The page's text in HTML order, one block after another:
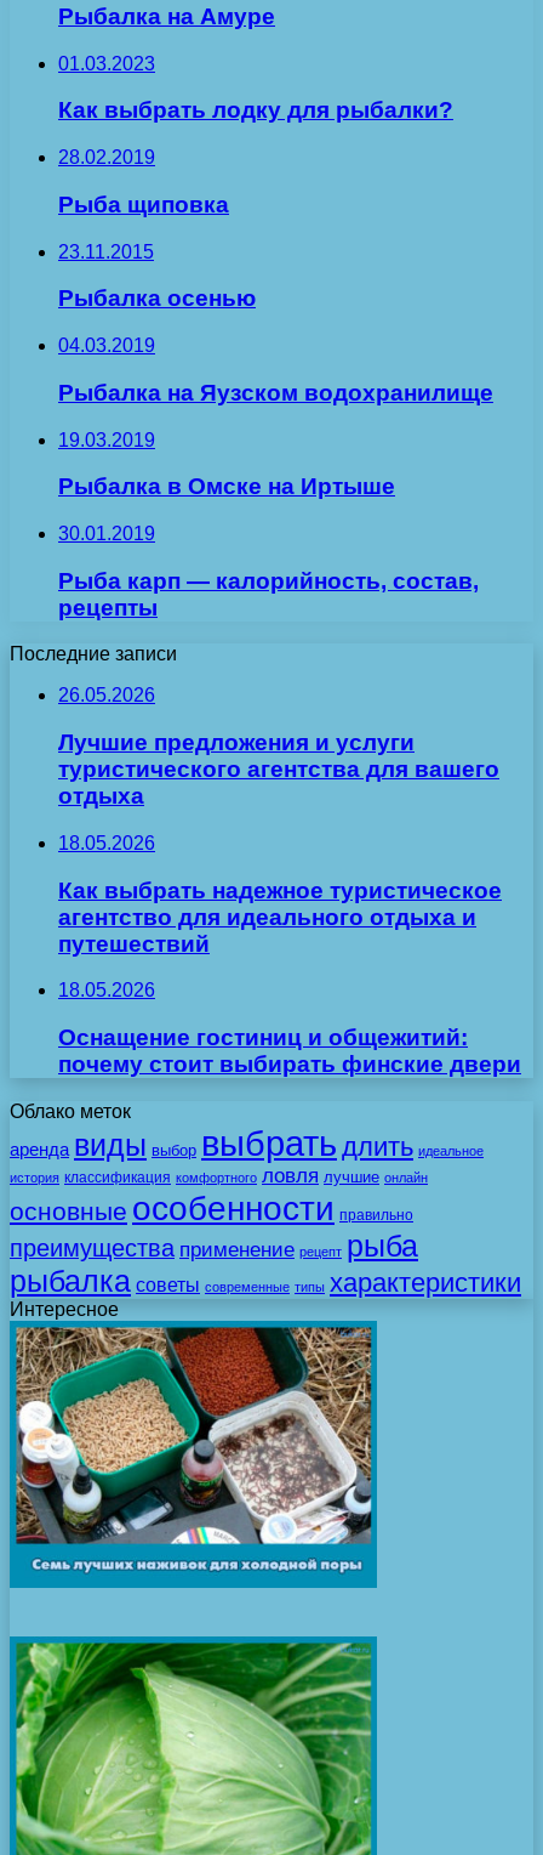
Рыбалка на Амуре
01.03.2023
Как выбрать лодку для рыбалки?
28.02.2019
Рыба щиповка
23.11.2015
Рыбалка осенью
04.03.2019
Рыбалка на Яузском водохранилище
19.03.2019
Рыбалка в Омске на Иртыше
30.01.2019
Рыба карп — калорийность, состав,
рецепты
Последние записи
26.05.2026
Лучшие предложения и услуги
туристического агентства для вашего
отдыха
18.05.2026
Как выбрать надежное туристическое
агентство для идеального отдыха и
путешествий
18.05.2026
Оснащение гостиниц и общежитий:
почему стоит выбирать финские двери
Облако меток
аренда виды выбор выбрать длить идеальное
история классификация комфортного ловля лучшие онлайн
основные особенности правильно
преимущества применение рецепт рыба
рыбалка советы современные типы характеристики
Интересное